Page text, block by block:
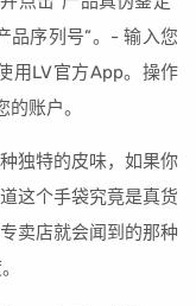
品序列号”。- 输入您
用LV官方App。操作
账户。
独特的皮味，如果你
这个手袋究竟是真货
卖店就会闻到的那种